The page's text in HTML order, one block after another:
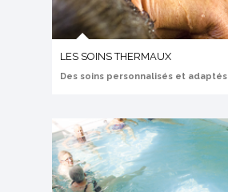
LES SOINS THERMAUX
Des soins personnalisés et adaptés